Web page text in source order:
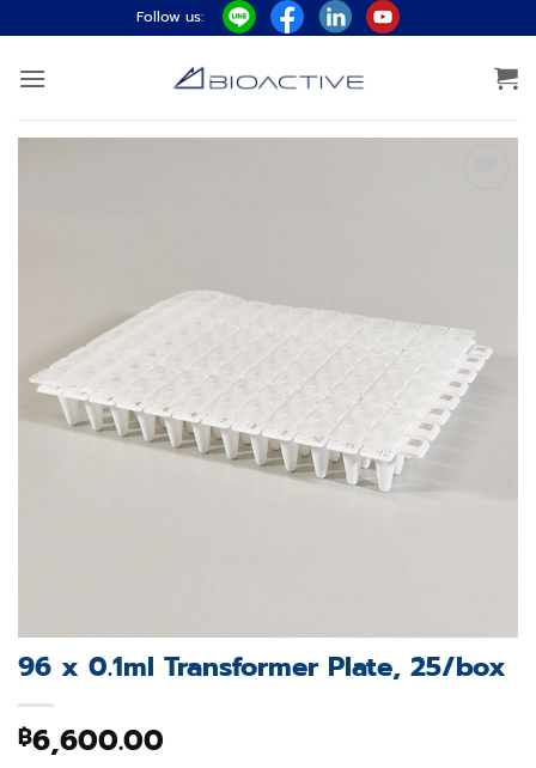
ไป
ยัง
Follow us:
96 x 0.1ml Transformer Plate, 25/box
฿6,600.00